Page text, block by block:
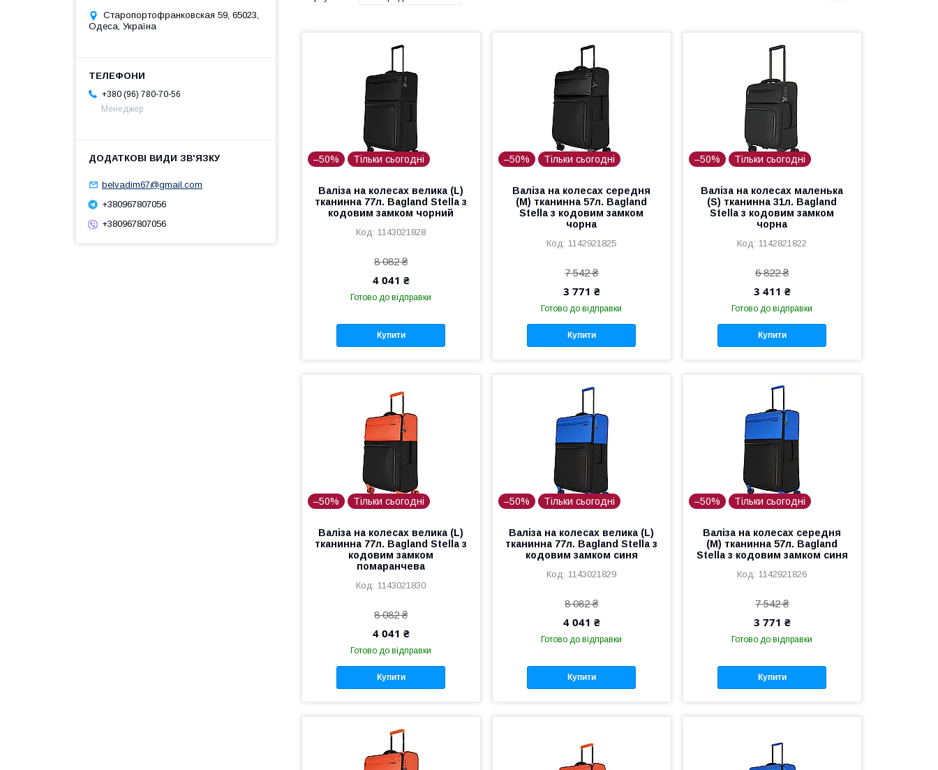
–50% Тільки сьогодні
Валіза на колесах велика (L)
тканинна 77л. Bagland Stella з
кодовим замком чорний
1143021828
8 082 ₴
4 041 ₴
Готово до відправки
Купити
–50% Тільки сьогодні
Валіза на колесах середня
(M) тканинна 57л. Bagland
Stella з кодовим замком
чорна
1142921825
7 542 ₴
3 771 ₴
Готово до відправки
Купити
–50% Тільки сьогодні
Валіза на колесах маленька
(S) тканинна 31л. Bagland
Stella з кодовим замком
чорна
1142821822
6 822 ₴
3 411 ₴
Готово до відправки
Купити
–50% Тільки сьогодні
Валіза на колесах велика (L)
тканинна 77л. Bagland Stella з
кодовим замком
помаранчева
1143021830
8 082 ₴
4 041 ₴
Готово до відправки
Купити
–50% Тільки сьогодні
Валіза на колесах велика (L)
тканинна 77л. Bagland Stella з
кодовим замком синя
1143021829
8 082 ₴
4 041 ₴
Готово до відправки
Купити
–50% Тільки сьогодні
Валіза на колесах середня
(M) тканинна 57л. Bagland
Stella з кодовим замком синя
1142921826
7 542 ₴
3 771 ₴
Готово до відправки
Купити
Старопортофранковская 59, 65023,
Одеса, Україна
+380 (96) 780-70-56
Менеджер
belvadim67@gmail.com
+380967807056
+380967807056